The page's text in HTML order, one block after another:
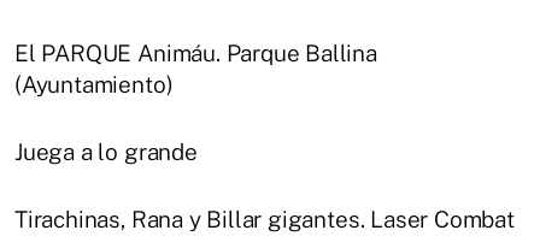
El PARQUE Animáu. Parque Ballina
(Ayuntamiento)
Juega a lo grande
Tirachinas, Rana y Billar gigantes. Laser Combat